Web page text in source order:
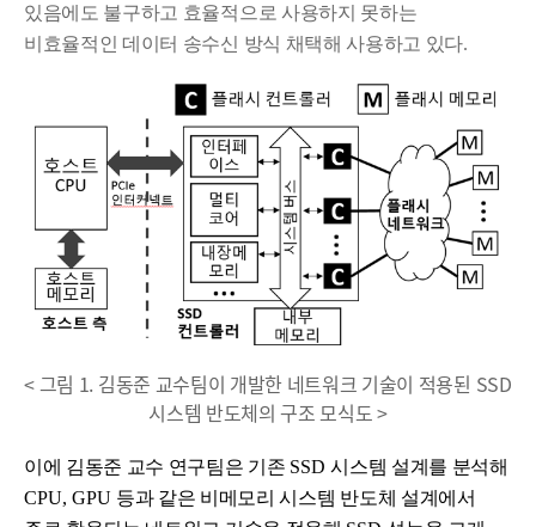
있음에도 불구하고 효율적으로 사용하지 못하는
비효율적인 데이터 송수신 방식 채택해 사용하고 있다.
< 그림 1. 김동준 교수팀이 개발한 네트워크 기술이 적용된 SSD
시스템 반도체의 구조 모식도 >
이에 김동준 교수 연구팀은 기존 SSD시스템 설계를 분석해
CPU, GPU 등과 같은 비메모리 시스템 반도체 설계에서